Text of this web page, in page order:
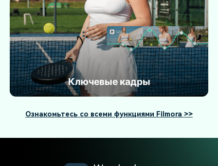
Ключевые кадры
Ознакомьтесь со всеми функциями Filmora >>